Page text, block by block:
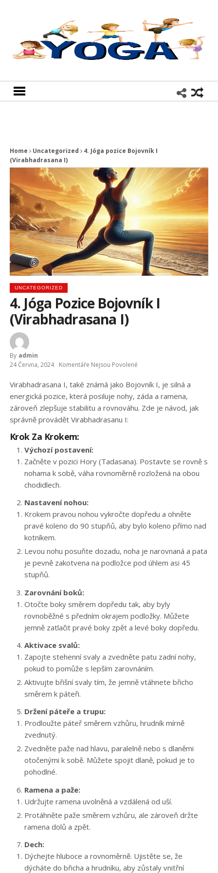
Home Uncategorized
4. Jóga pozice Bojovník I
(Virabhadrasana I)
UNCATEGORIZED
4. Jóga Pozice Bojovník I
(Virabhadrasana I)
By Admin
24 Června, 2024
Komentáře Nejsou Povolené
Názvem
4.
Jóga
Pozice
Virabhadrasana I, také známá jako Bojovník I, je silná a
energická pozice, která posiluje nohy, záda a ramena,
zároveň zlepšuje stabilitu a rovnováhu. Zde je návod, jak
správně provádět Virabhadrasanu I:
Krok Za Krokem:
Výchozí postavení:
Začněte v pozici Hory (Tadasana). Postavte se rovně s
nohama k sobě, váha rovnoměrně rozložená na obou
chodidlech.
Nastavení nohou:
Krokem pravou nohou vykročte dopředu a ohněte
pravé koleno do 90 stupňů, aby bylo koleno přímo nad
kotníkem.
Levou nohu posuňte dozadu, noha je narovnaná a pata
je pevně zakotvena na podložce pod úhlem asi 45
stupňů.
Zarovnání boků:
Otočte boky směrem dopředu tak, aby byly
rovnoběžné s předním okrajem podložky. Můžete
jemně zatlačit pravé boky zpět a levé boky dopředu.
Aktivace svalů:
Zapojte stehenní svaly a zvedněte patu zadní nohy,
pokud to pomůže s lepším zarovnáním.
Aktivujte břišní svaly tím, že jemně vtáhnete břicho
směrem k páteři.
Držení páteře a trupu:
Prodloužte páteř směrem vzhůru, hrudník mírně
zvednutý.
Zvedněte paže nad hlavu, paralelně nebo s dlaněmi
otočenými k sobě. Můžete spojit dlaně, pokud je to
pohodlné.
Ramena a paže:
Udržujte ramena uvolněná a vzdálená od uší.
Protáhněte paže směrem vzhůru, ale zároveň držte
ramena dolů a zpět.
Dech:
Dýchejte hluboce a rovnoměrně. Ujistěte se, že
dýcháte do břicha a hrudníku, aby zůstaly vnitřní